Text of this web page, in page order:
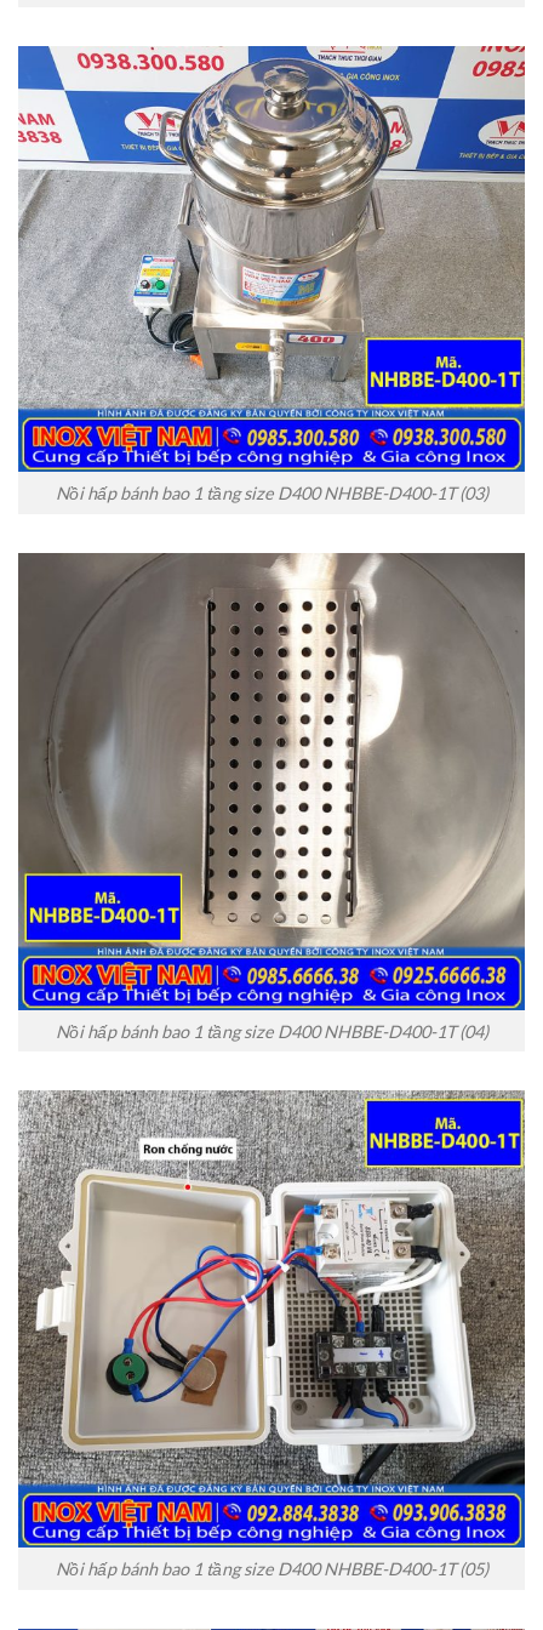
Nồi hấp bánh bao 1 tầng size D400 NHBBE-D400-1T (03)
Nồi hấp bánh bao 1 tầng size D400 NHBBE-D400-1T (04)
Nồi hấp bánh bao 1 tầng size D400 NHBBE-D400-1T (05)